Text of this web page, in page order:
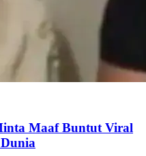
Maaf Buntut Viral